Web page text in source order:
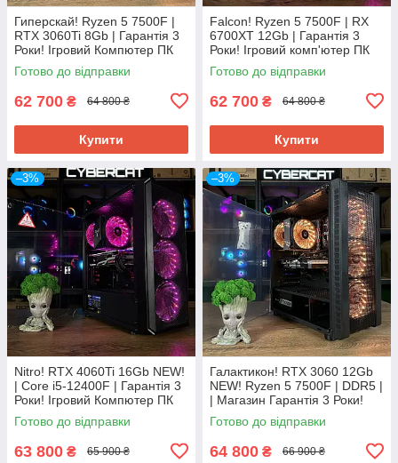
Гиперскай! Ryzen 5 7500F |
RTX 3060Ti 8Gb | Гарантія 3
Роки! Ігровий Компютер ПК
від Магазин CyberCat
Готово до відправки
62 700 ₴ 64 800 ₴
Купити
Falcon! Ryzen 5 7500F | RX
6700XT 12Gb | Гарантія 3
Роки! Ігровий комп'ютер ПК
від CyberCat
Готово до відправки
62 700 ₴ 64 800 ₴
Купити
–3%
Nitro! RTX 4060Ti 16Gb NEW!
| Core i5-12400F | Гарантія 3
Роки! Ігровий Компютер ПК
від CyberCat Магазин
Готово до відправки
63 800 ₴ 65 900 ₴
–3%
Галактикон​​​​​​​! RTX 3060 12Gb
NEW! Ryzen 5 7500F | DDR5 |
| Магазин Гарантія 3 Роки!
Ігровий Компютер ПК
Готово до відправки
64 800 ₴ 66 900 ₴